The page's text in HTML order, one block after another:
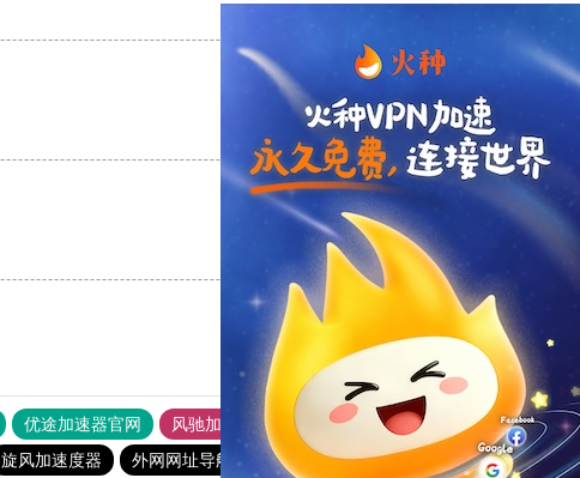
支持 [0] 反对 [0]
支持
优途加速器官网 风驰加速器
旋风加速器
旋风加速度器 外网网址导航 软件中心 雷霆加速 狂飙加速器